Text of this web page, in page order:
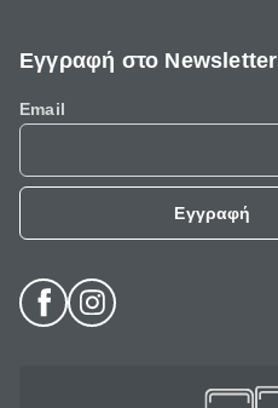
Εγγραφή στο Newsletter
Email
Εγγραφή